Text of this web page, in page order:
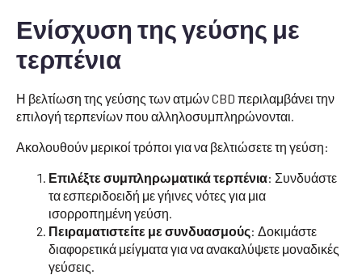
Ενίσχυση της γεύσης με
τερπένια
Η βελτίωση της γεύσης των ατμών CBD περιλαμβάνει την
επιλογή τερπενίων που αλληλοσυμπληρώνονται.
Ακολουθούν μερικοί τρόποι για να βελτιώσετε τη γεύση:
Επιλέξτε συμπληρωματικά τερπένια: Συνδυάστε
τα εσπεριδοειδή με γήινες νότες για μια
ισορροπημένη γεύση.
Πειραματιστείτε με συνδυασμούς: Δοκιμάστε
διαφορετικά μείγματα για να ανακαλύψετε μοναδικές
γεύσεις.